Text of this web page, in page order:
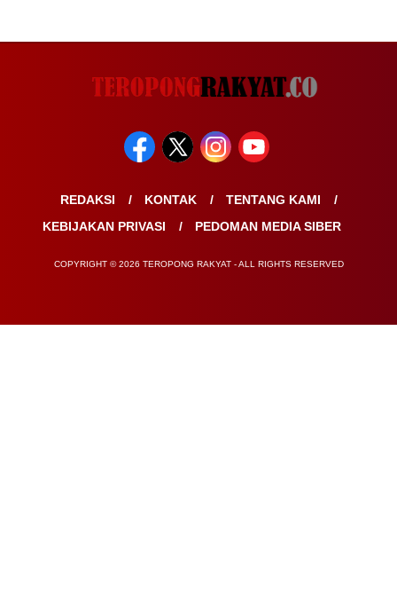
REDAKSI KONTAK
TENTANG KAMI
KEBIJAKAN PRIVASI
PEDOMAN MEDIA SIBER
COPYRIGHT © 2026 TEROPONG RAKYAT - ALL RIGHTS RESERVED